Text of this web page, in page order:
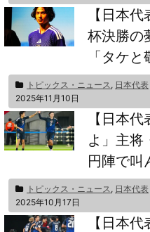
【日本
杯決勝の
「タケ
トピックス・ニュース, 日本代表
2025年11月10日
【日本
よ」主将
円陣で叫
トピックス・ニュース, 日本代表
2025年10月17日
【日本